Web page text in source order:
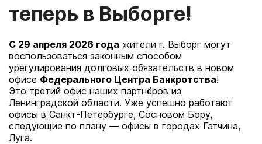
теперь в Выборге!
С 29 апреля 2026 года жители г. Выборг могут
воспользоваться законным способом
урегулирования долговых обязательств в новом
офисе Федерального Центра Банкротства!
Это третий офис наших партнёров из
Ленинградской области. Уже успешно работают
офисы в Санкт-Петербурге, Сосновом Бору,
следующие по плану — офисы в городах Гатчина,
Луга.